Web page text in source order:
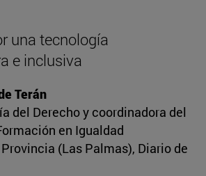
una tecnología
e inclusiva
Terán
del Derecho y coordinadora del
en Igualdad
(Las Palmas), Diario de